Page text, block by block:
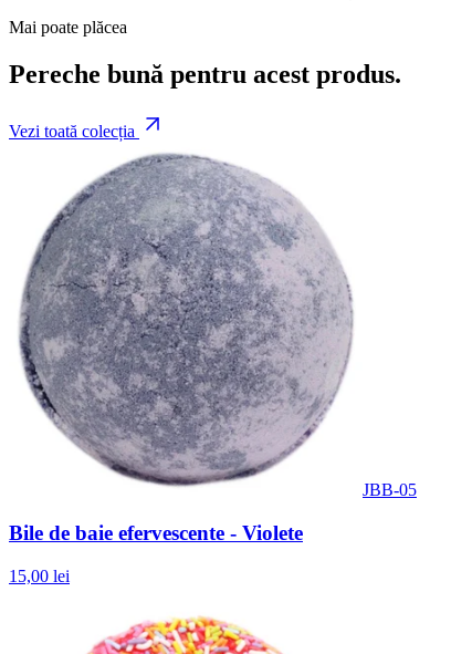
Mai poate plăcea
Pereche bună pentru acest produs.
Vezi toată colecția
JBB-05
Bile de baie efervescente - Violete
15,00 lei